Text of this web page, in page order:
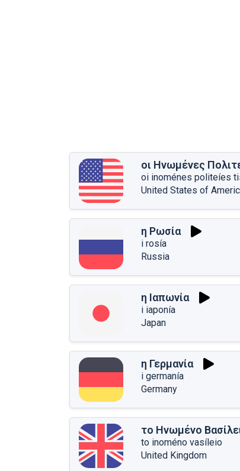
οι Ηνωμένες
oi inoménes politeíes
United States of
η Ρωσία
i rosía
Russia
η Ιαπωνία
i iaponía
Japan
η Γερμανία
i germanía
Germany
το Ηνωμένο
to inoméno vasíleio
United Kingdom